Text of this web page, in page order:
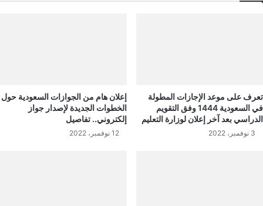
تعرف على موعد الإجازات المطولة
في السعودية 1444 وفق التقويم
الدراسي بعد آخر إعلان لوزارة التعليم
3 نوفمبر، 2022
إعلان هام من الجوازات السعودية حول
الخطوات الجديدة لإصدار جواز
إلكتروني.. تفاصيل
12 نوفمبر، 2022